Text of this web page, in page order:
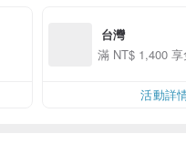
台灣
滿 NT$ 1,400
活動詳